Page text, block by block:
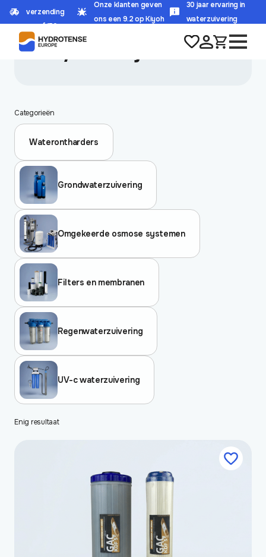
verzending
vanaf 150,-
Onze klanten geven
ons een 9.2 op Kiyoh
30 jaar ervaring in
waterzuivering
HOME/PRODUCT DOORSTROOMCAPACITEIT 45 L/MIN. BIJ 20" BB
45 l/min. bij 20" BB
Categorieën
Waterontharders
Grondwaterzuivering
Omgekeerde osmose systemen
Filters en membranen
Regenwaterzuivering
UV-c waterzuivering
Enig resultaat